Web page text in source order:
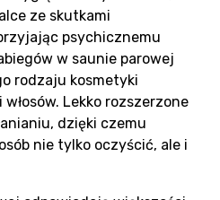
ze skutkami
psychicznemu
w saunie parowej
rodzaju kosmetyki
Lekko rozszerzone
dzięki czemu
nie tylko oczyścić, ale i